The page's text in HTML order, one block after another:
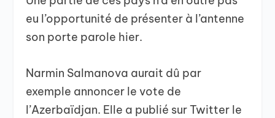
eu l’opportunité de présenter à l’antenne
son porte parole hier.
Narmin Salmanova aurait dû par
exemple annoncer le vote de
l’Azerbaïdjan. Elle a publié sur Twitter le